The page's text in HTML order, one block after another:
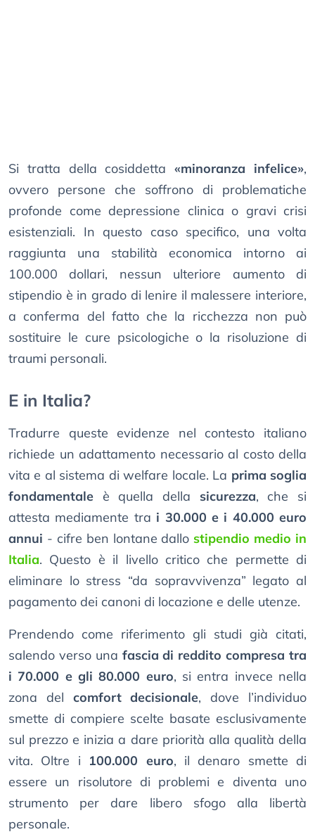
Si tratta della cosiddetta«minoranza infelice»,
ovvero persone che soffrono di problematiche
profonde come depressione clinica o gravi crisi
esistenziali. In questo caso specifico, una volta
raggiunta una stabilità economica intorno ai
100.000 dollari, nessun ulteriore aumento di
stipendio è in grado di lenire il malessere interiore,
a conferma del fatto che la ricchezza non può
sostituire le cure psicologiche o la risoluzione di
traumi personali.
E in Italia?
Tradurre queste evidenze nel contesto italiano
richiede un adattamento necessario al costo della
vita e al sistema di welfare locale. La prima soglia
fondamentale è quella della sicurezza, che si
attesta mediamente tra i 30.000 e i 40.000 euro
annui - cifre ben lontane dallo stipendio medio in
Italia. Questo è il livello critico che permette di
eliminare lo stress “da sopravvivenza” legato al
pagamento dei canoni di locazione e delle utenze.
Prendendo come riferimento gli studi già citati,
salendo verso una fascia di reddito compresa tra
i 70.000 e gli 80.000 euro, si entra invece nella
zona del comfort decisionale, dove l’individuo
smette di compiere scelte basate esclusivamente
sul prezzo e inizia a dare priorità alla qualità della
vita. Oltre i 100.000 euro, il denaro smette di
essere un risolutore di problemi e diventa uno
strumento per dare libero sfogo alla libertà
personale.